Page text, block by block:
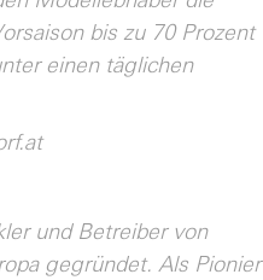
bis zu 70 Prozent
einen täglichen
und Betreiber von
gegründet. Als Pionier